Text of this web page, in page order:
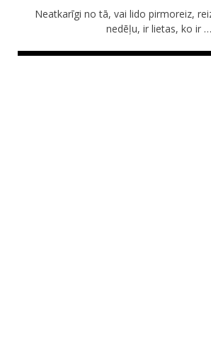
Praktiski ieteikumi
Privātuma politika
Publikācijas
Sākums
Neatkarīgi no tā, vai lido pirmoreiz,
nedēļu, ir lietas, ko ir …